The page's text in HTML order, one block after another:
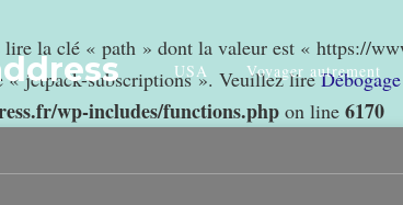
lire la clé « path » dont la valeur est « https://
« jetpack-subscriptions ». Veuillez lire
wp-includes/functions.php on line 6170
USA Voyager autrement